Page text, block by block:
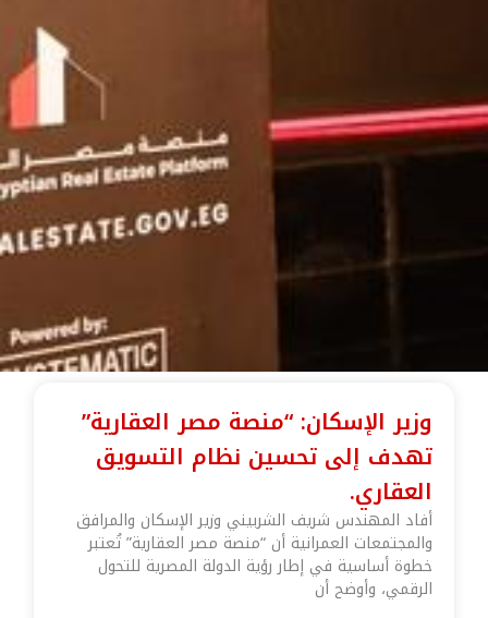
وزير الإسكان: “منصة مصر العقارية”
تهدف إلى تحسين نظام التسويق
العقاري.
أفاد المهندس شريف الشربيني وزير الإسكان والمرافق
والمجتمعات العمرانية أن “منصة مصر العقارية” تُعتبر
خطوة أساسية في إطار رؤية الدولة المصرية للتحول
الرقمي، وأوضح أن